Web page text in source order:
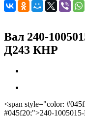
Вал 240-
Д243 КНР
<span style="color:
#045f20;">240-